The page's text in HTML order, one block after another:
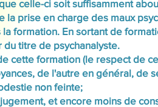
celle-ci soit suffisamment
prise en charge des maux
formation. En sortant de
titre de psychanalyste.
cette formation (le respect de
de l'autre en général, de
non feinte;
et encore moins de